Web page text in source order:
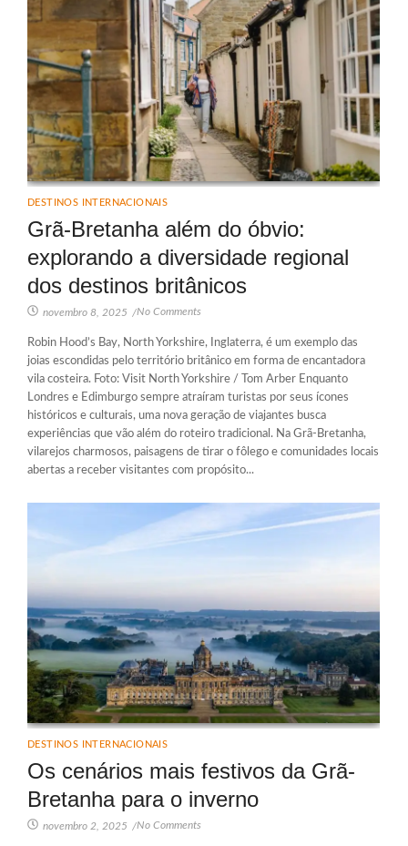
DESTINOS INTERNACIONAIS
Grã-Bretanha além do óbvio:
explorando a diversidade regional
dos destinos britânicos
novembro 8, 2025 /No Comments
Robin Hood’s Bay, North Yorkshire, Inglaterra, é um exemplo das
joias escondidas pelo território britânico em forma de encantadora
vila costeira. Foto: Visit North Yorkshire / Tom Arber Enquanto
Londres e Edimburgo sempre atraíram turistas por seus ícones
históricos e culturais, uma nova geração de viajantes busca
experiências que vão além do roteiro tradicional. Na Grã-Bretanha,
vilarejos charmosos, paisagens de tirar o fôlego e comunidades locais
abertas a receber visitantes com propósito...
DESTINOS INTERNACIONAIS
Os cenários mais festivos da Grã-
Bretanha para o inverno
novembro 2, 2025 /No Comments